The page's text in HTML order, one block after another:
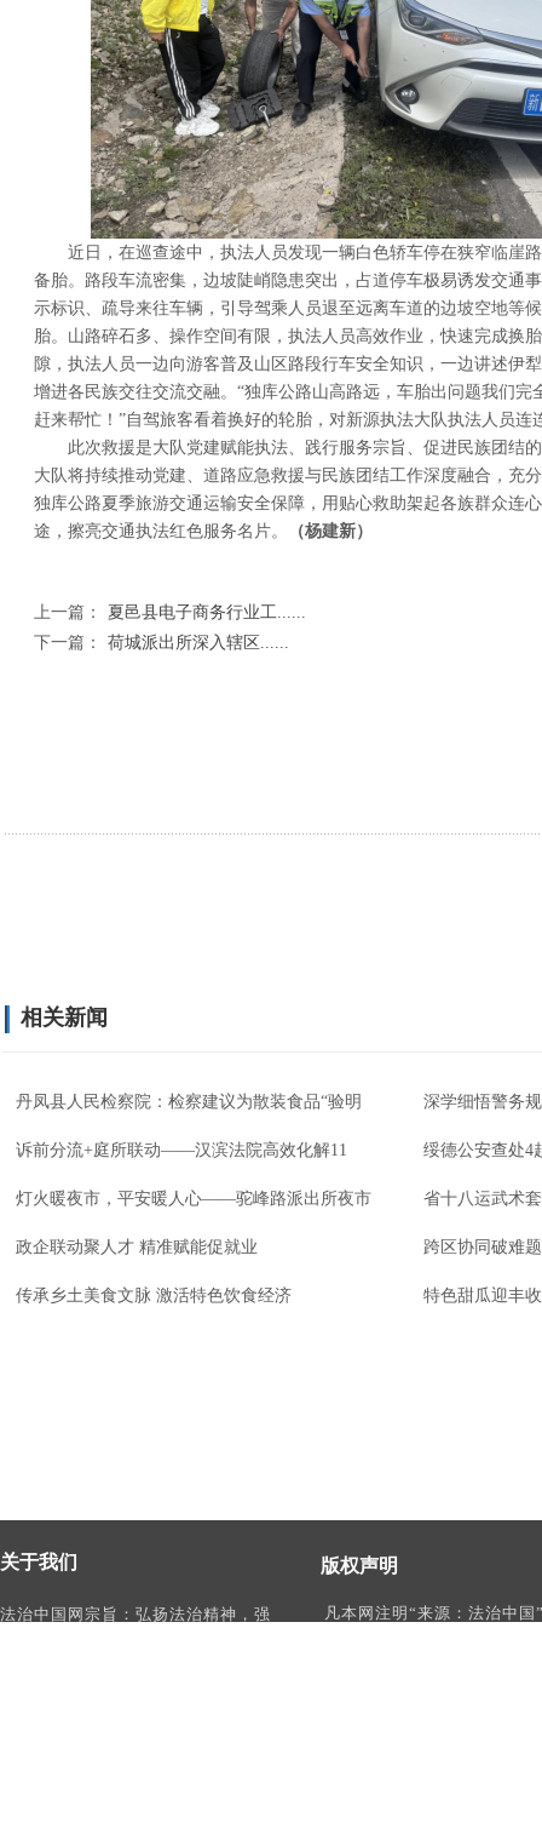
近日，在巡查途中，执法人员发现一辆白色轿车停在狭窄临崖
备胎。路段车流密集，边坡陡峭隐患突出，占道停车极易诱发交通
示标识、疏导来往车辆，引导驾乘人员退至远离车道的边坡空地等
胎。山路碎石多、操作空间有限，执法人员高效作业，快速完成换
隙，执法人员一边向游客普及山区路段行车安全知识，一边讲述伊
增进各民族交往交流交融。“独库公路山高路远，车胎出问题我们完
赶来帮忙！”自驾旅客看着换好的轮胎，对新源执法大队执法人员连
此次救援是大队党建赋能执法、践行服务宗旨、促进民族团结
大队将持续推动党建、道路应急救援与民族团结工作深度融合，充
独库公路夏季旅游交通运输安全保障，用贴心救助架起各族群众连
途，擦亮交通执法红色服务名片。
（杨建新）
上一篇：
夏邑县电子商务行业工......
下一篇：
荷城派出所深入辖区......
相关新闻
丹凤县人民检察院：检察建议为散装食品“验明 深学细悟警务
诉前分流+庭所联动——汉滨法院高效化解11 绥德公安查处4
灯火暖夜市，平安暖人心——驼峰路派出所夜市 省十八运武术
政企联动聚人才 精准赋能促就业 跨区协同破难
传承乡土美食文脉 激活特色饮食经济 特色甜瓜迎丰
版权声明
凡本网注明“来源：法治中国
关于我们
法治中国网宗旨：弘扬法治精神，强